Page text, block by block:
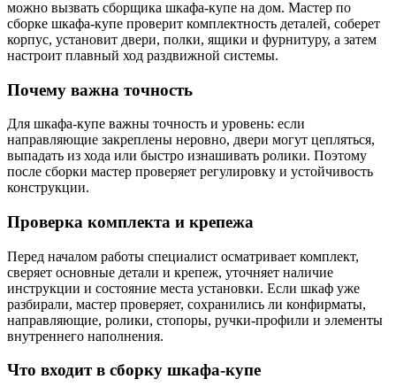
можно вызвать сборщика шкафа-купе на дом. Мастер по
сборке шкафа-купе проверит комплектность деталей, соберет
корпус, установит двери, полки, ящики и фурнитуру, а затем
настроит плавный ход раздвижной системы.
Почему важна точность
Для шкафа-купе важны точность и уровень: если
направляющие закреплены неровно, двери могут цепляться,
выпадать из хода или быстро изнашивать ролики. Поэтому
после сборки мастер проверяет регулировку и устойчивость
конструкции.
Проверка комплекта и крепежа
Перед началом работы специалист осматривает комплект,
сверяет основные детали и крепеж, уточняет наличие
инструкции и состояние места установки. Если шкаф уже
разбирали, мастер проверяет, сохранились ли конфирматы,
направляющие, ролики, стопоры, ручки-профили и элементы
внутреннего наполнения.
Что входит в сборку шкафа-купе